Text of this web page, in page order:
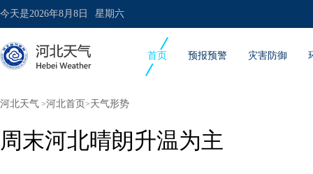
今天是2026年8月8日 星期六
首页 预报预警 灾害防御
河北天气 >河北首页 >天气形势
周末河北晴朗升温为主